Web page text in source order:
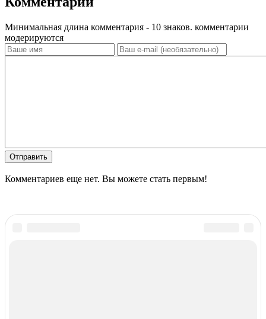
Минимальная длина комментария - 10 знаков. комментарии
модерируются
Отправить
Комментариев еще нет. Вы можете стать первым!